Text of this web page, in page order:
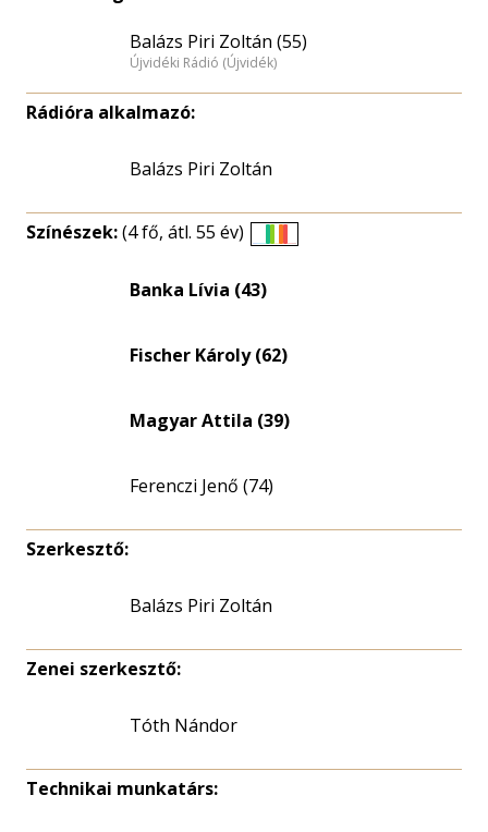
Balázs Piri Zoltán (55)
Újvidéki Rádió (Újvidék)
Rádióra alkalmazó:
Balázs Piri Zoltán
Színészek:(4 fő, átl. 55 év)
Banka Lívia (43)
Fischer Károly (62)
Magyar Attila (39)
Ferenczi Jenő (74)
Szerkesztő:
Balázs Piri Zoltán
Zenei szerkesztő:
Tóth Nándor
Technikai munkatárs: